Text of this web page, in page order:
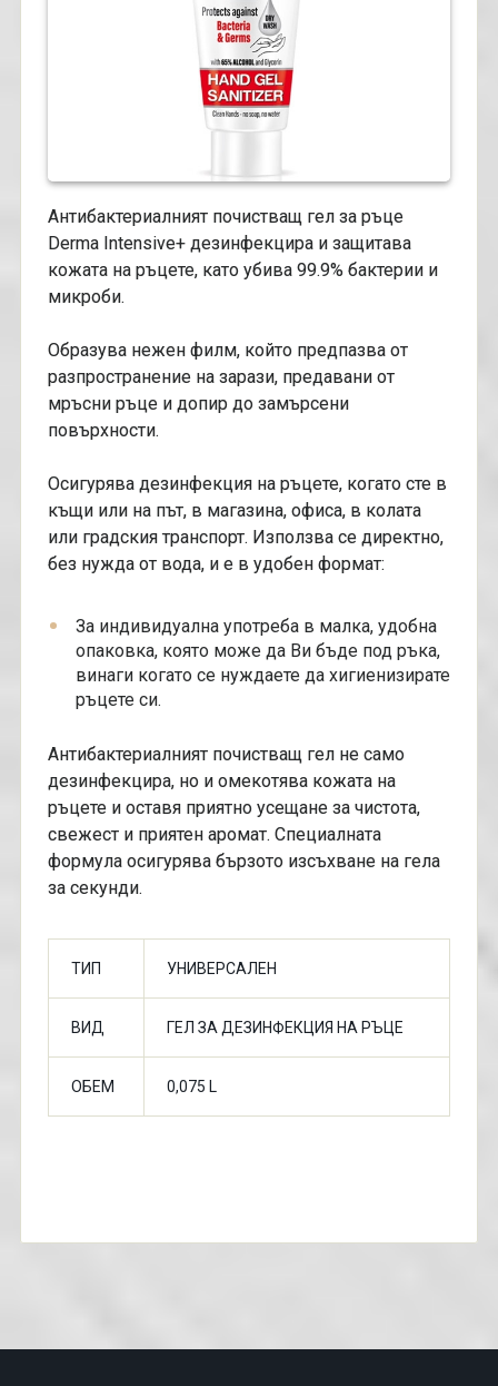
Aнтибактериалният почистващ гел за ръце
Derma Intensive+ дезинфекцира и защитава
кожата на ръцете, като убива 99.9% бактерии и
микроби.
Образува нежен филм, който предпазва от
разпространение на зарази, предавани от
мръсни ръце и допир до замърсени
повърхности.
Осигурява дезинфекция на ръцете, когато сте в
къщи или на път, в магазина, офиса, в колата
или градския транспорт. Използва се директно,
без нужда от вода, и е в удобен формат:
За индивидуална употреба в малка, удобна
опаковка, която може да Ви бъде под ръка,
винаги когато се нуждаете да хигиенизирате
ръцете си.
Aнтибактериалният почистващ гел не само
дезинфекцира, но и омекотява кожата на
ръцете и оставя приятно усещане за чистота,
свежест и приятен аромат. Специалната
формула осигурява бързото изсъхване на гела
за секунди.
ТИП УНИВЕРСАЛЕН
ВИД ГЕЛ ЗА ДЕЗИНФЕКЦИЯ НА РЪЦЕ
ОБЕМ 0,075 L